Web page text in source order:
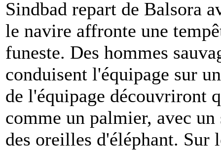
Sindbad repart de Balsora
le navire affronte une
funeste. Des hommes
conduisent l'équipage sur
de l'équipage découvriront
comme un palmier, avec
des oreilles d'éléphant. Sur